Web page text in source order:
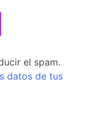
el spam.
datos de tus